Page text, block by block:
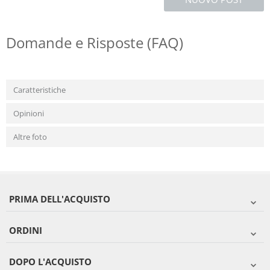
Domande e Risposte (FAQ)
Caratteristiche
Opinioni
Altre foto
PRIMA DELL'ACQUISTO
ORDINI
DOPO L'ACQUISTO